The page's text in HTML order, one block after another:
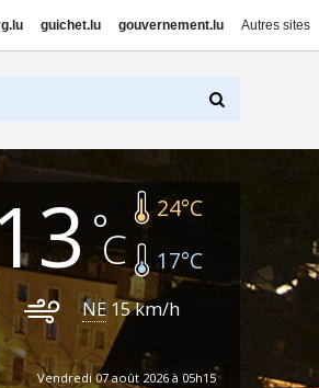
guichet.lu gouvernement.lu Autres sites
24°C
17°C
NE 15km/h
Vendredi 07 août 2026 à 05h15